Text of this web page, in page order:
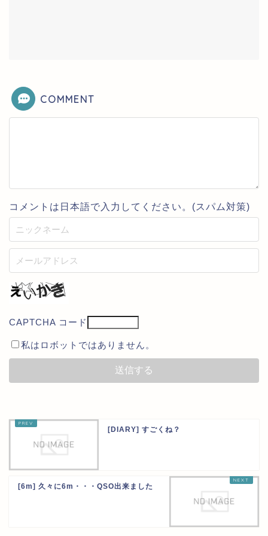
COMMENT
コメントは日本語で入力してください。(スパム対策)
CAPTCHA コード
私はロボットではありません。
[DIARY] すごくね？
[6m] 久々に6m・・・QSO出来ました